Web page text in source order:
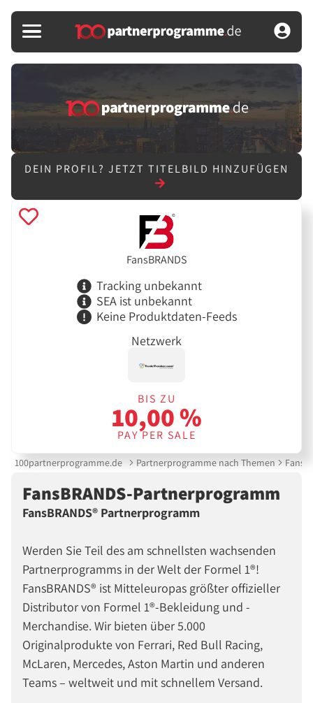
DEIN PROFIL? JETZT TITELBILD HINZUFÜGEN
FansBRANDS
Tracking unbekannt
SEA ist unbekannt
Keine Produktdaten-Feeds
Netzwerk
BIS ZU
10,00 %
PAY PER SALE
100partnerprogramme.de Partnerprogramme nach Themen
FansBRANDS-Partnerprogramm
FansBRANDS® Partnerprogramm
Werden Sie Teil des am schnellsten wachsenden
Partnerprogramms in der Welt der Formel 1®!
FansBRANDS® ist Mitteleuropas größter offizieller
Distributor von Formel 1®-Bekleidung und -
Merchandise. Wir bieten über 5.000
Originalprodukte von Ferrari, Red Bull Racing,
McLaren, Mercedes, Aston Martin und anderen
Teams – weltweit und mit schnellem Versand.